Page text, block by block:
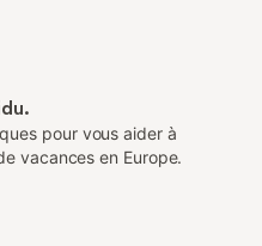
pour vous aider à
vacances en Europe.